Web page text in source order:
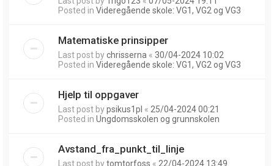
Posted in Videregående skole: VG1, VG2 og VG3
Matematiske prinsipper
Last post bychrisserna « 30/04-2024 10:02
Posted in Videregående skole: VG1, VG2 og VG3
Hjelp til oppgaver
Last post bypsikus1pl « 25/04-2024 00:21
Posted in Ungdomsskolen og grunnskolen
Avstand_fra_punkt_til_linje
Last post bytomtorfoss « 22/04-2024 13:49